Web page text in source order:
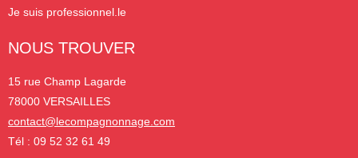
Je suis professionnel.le
NOUS TROUVER
15 rue Champ Lagarde
78000 VERSAILLES
contact@lecompagnonnage.com
Tél : 09 52 32 61 49